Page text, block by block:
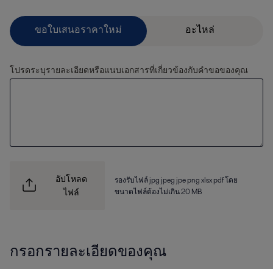
โปรดระบุรายละเอียดหรือแนบเอกสารที่เกี่ยวข้องกับคำขอของคุณ
อัปโหลด
ไฟล์
รองรับไฟล์ jpg jpeg jpe png xlsx pdf โดย
ขนาดไฟล์ต้องไม่เกิน 20 MB
กรอกรายละเอียดของคุณ